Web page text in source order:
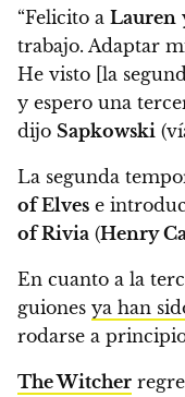
“Felicito a Lauren
trabajo. Adaptar
He visto [la
y espero una
dijo Sapkowski
La segunda
of Elves e
of Rivia (Henry
En cuanto a la
guiones ya han
rodarse a
The Witcher